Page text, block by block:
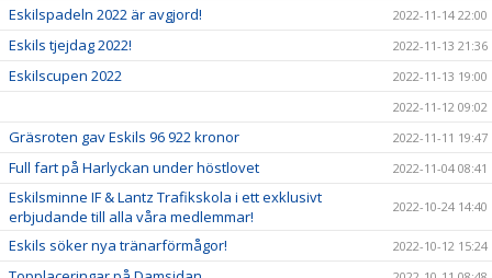
Eskilspadeln 2022 är avgjord! 2022-11-14 22:00
Eskils tjejdag 2022! 2022-11-13 21:36
Eskilscupen 2022
2022-11-13 19:00
2022-11-12 09:02
Gräsroten gav Eskils 96 922 kronor 2022-11-11 19:47
Full fart på Harlyckan under höstlovet 2022-11-04 08:41
Eskilsminne IF & Lantz Trafikskola i ett exklusivt
erbjudande till alla våra medlemmar!
2022-10-24 14:40
Eskils söker nya tränarförmågor! 2022-10-12 15:24